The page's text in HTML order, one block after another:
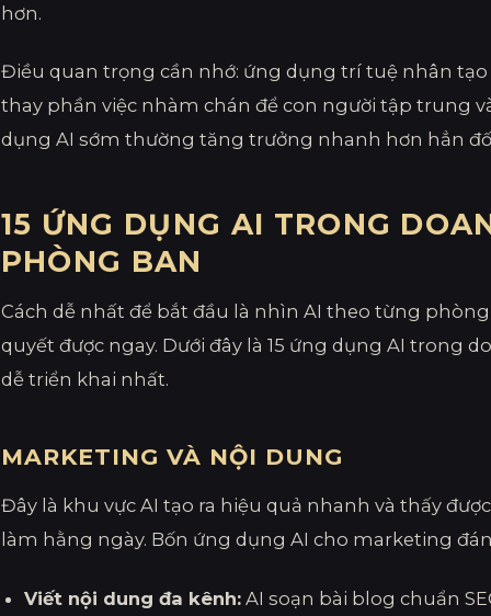
hơn.
Điều quan trọng cần nhớ: ứng dụng trí tuệ nhân
thay phần việc nhàm chán để con người tập trung
dụng AI sớm thường tăng trưởng nhanh hơn hẳn
15 ỨNG DỤNG AI TRONG
PHÒNG BAN
Cách dễ nhất để bắt đầu là nhìn AI theo từng
quyết được ngay. Dưới đây là 15 ứng dụng AI trong
dễ triển khai nhất.
MARKETING VÀ NỘI DUNG
Đây là khu vực AI tạo ra hiệu quả nhanh và thấy
làm hằng ngày. Bốn ứng dụng AI cho marketing
Viết nội dung đa kênh: AI soạn bài blog chuẩn